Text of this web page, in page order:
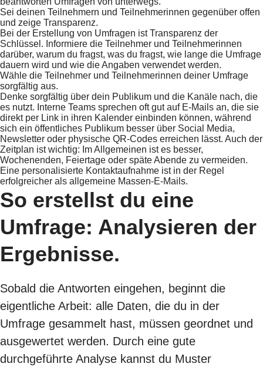
Sei deinen Teilnehmern und Teilnehmerinnen gegenüber offen
und zeige Transparenz.
Bei der Erstellung von Umfragen ist Transparenz der
Schlüssel. Informiere die Teilnehmer und Teilnehmerinnen
darüber, warum du fragst, was du fragst, wie lange die Umfrage
dauern wird und wie die Angaben verwendet werden.
Wähle die Teilnehmer und Teilnehmerinnen deiner Umfrage
sorgfältig aus.
Denke sorgfältig über dein Publikum und die Kanäle nach, die
es nutzt. Interne Teams sprechen oft gut auf E-Mails an, die sie
direkt per Link in ihren Kalender einbinden können, während
sich ein öffentliches Publikum besser über Social Media,
Newsletter oder physische QR-Codes erreichen lässt. Auch der
Zeitplan ist wichtig: Im Allgemeinen ist es besser,
Wochenenden, Feiertage oder späte Abende zu vermeiden.
Eine personalisierte Kontaktaufnahme ist in der Regel
erfolgreicher als allgemeine Massen-E-Mails.
So erstellst du eine
Umfrage: Analysieren der
Ergebnisse.
Sobald die Antworten eingehen, beginnt die
eigentliche Arbeit: alle Daten, die du in der
Umfrage gesammelt hast, müssen geordnet und
ausgewertet werden. Durch eine gute
durchgeführte Analyse kannst du Muster